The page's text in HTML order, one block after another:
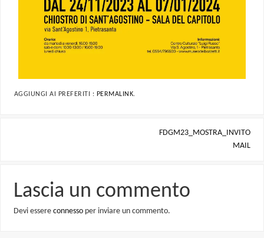
AGGIUNGI AI PREFERITI : PERMALINK.
FDGM23_MOSTRA_INVITO
MAIL
Lascia un commento
Devi essere connessoper inviare un commento.